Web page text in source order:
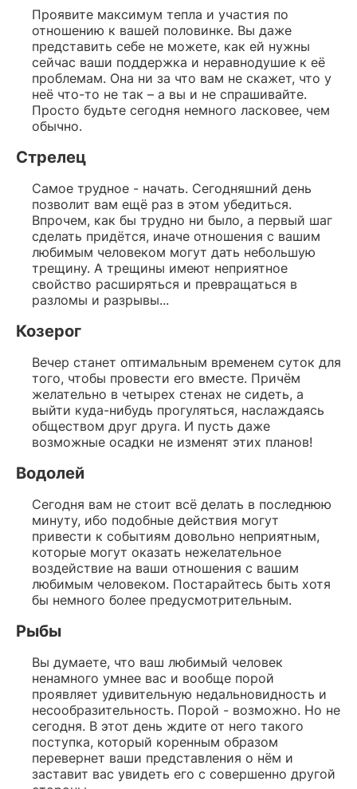
Проявите максимум тепла и участия по
отношению к вашей половинке. Вы даже
представить себе не можете, как ей нужны
сейчас ваши поддержка и неравнодушие к её
проблемам. Она ни за что вам не скажет, что у
неё что-то не так – а вы и не спрашивайте.
Просто будьте сегодня немного ласковее, чем
обычно.
Стрелец
Самое трудное - начать. Сегодняшний день
позволит вам ещё раз в этом убедиться.
Впрочем, как бы трудно ни было, а первый шаг
сделать придётся, иначе отношения с вашим
любимым человеком могут дать небольшую
трещину. А трещины имеют неприятное
свойство расширяться и превращаться в
разломы и разрывы...
Козерог
Вечер станет оптимальным временем суток для
того, чтобы провести его вместе. Причём
желательно в четырех стенах не сидеть, а
выйти куда-нибудь прогуляться, наслаждаясь
обществом друг друга. И пусть даже
возможные осадки не изменят этих планов!
Водолей
Сегодня вам не стоит всё делать в последнюю
минуту, ибо подобные действия могут
привести к событиям довольно неприятным,
которые могут оказать нежелательное
воздействие на ваши отношения с вашим
любимым человеком. Постарайтесь быть хотя
бы немного более предусмотрительным.
Рыбы
Вы думаете, что ваш любимый человек
ненамного умнее вас и вообще порой
проявляет удивительную недальновидность и
несообразительность. Порой - возможно. Но не
сегодня. В этот день ждите от него такого
поступка, который коренным образом
перевернет ваши представления о нём и
заставит вас увидеть его с совершенно другой